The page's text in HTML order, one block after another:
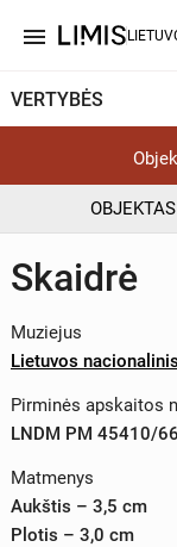
menu
VERTYBĖS
OBJEKTAS
Skaidrė
Muziejus
Lietuvos
Pirminės apskaitos
LNDM PM 45410/66
Matmenys
Aukštis – 3,5 cm
Plotis – 3,0 cm